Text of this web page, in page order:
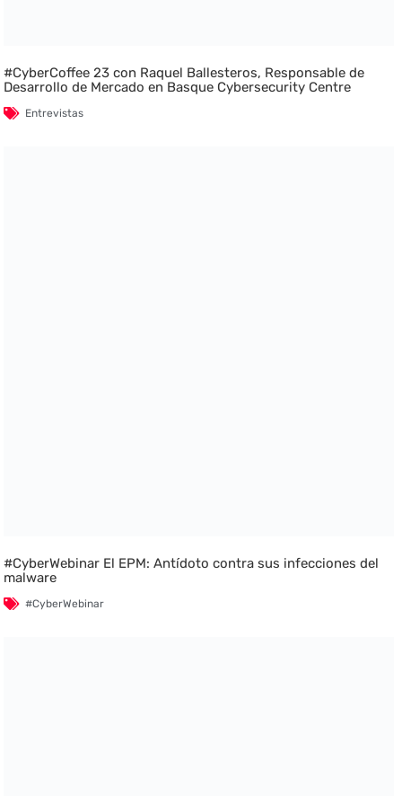
#CyberCoffee 23 con Raquel Ballesteros, Responsable de
Desarrollo de Mercado en Basque Cybersecurity Centre
Entrevistas
#CyberWebinar El EPM: Antídoto contra sus infecciones del
malware
#CyberWebinar